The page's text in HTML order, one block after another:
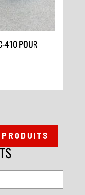
410 POUR